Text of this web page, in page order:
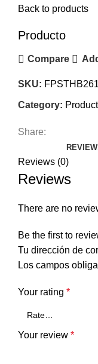
Back to products
Producto
Compare
SKU:
Category:
Share:
Reviews (0)
Reviews
There are no
Be the first to
Tu dirección de
Los campos
Your rating *
Your review *